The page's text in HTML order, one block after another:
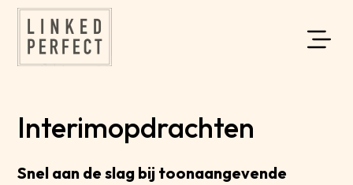
Interimopdrachten
Snel aan de slag bij toonaangevende